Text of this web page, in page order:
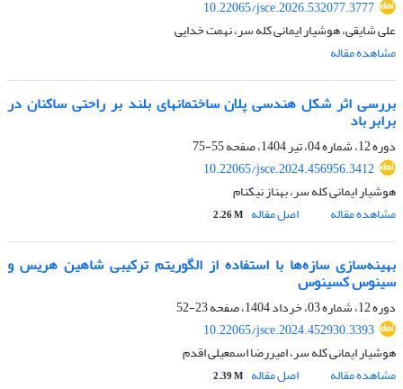
10.22065/jsce.2026.532077.3777
علی شایقی، هوشیار ایمانی کله سر، نهمت خدایی
مشاهده مقاله
بررسی اثر شکل هندسی پلان ساختمانهای بلند بر راحتی ساکنان در
برابر باد
دوره 12، شماره 04، تیر 1404، صفحه
55-75
10.22065/jsce.2024.456956.3412
هوشیار ایمانی کله سر، بهناز نیکنام
مشاهده مقاله
اصل مقاله 2.26 M
بهینه‌سازی سازه‌ها با استفاده از الگوریتم ترکیبی شاهین هریس و
سینوس کسینوس
دوره 12، شماره 03، خرداد 1404، صفحه
23-52
10.22065/jsce.2024.452930.3393
هوشیار ایمانی کله سر، امیررضا اسمعیلی اقدم
مشاهده مقاله
اصل مقاله 2.39 M